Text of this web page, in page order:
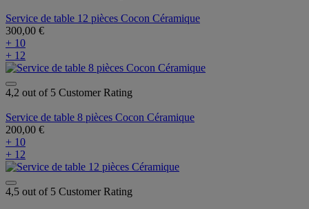
Service de table 12 pièces Cocon Céramique
300,00 €
+ 10
+ 12
4,2 out of 5 Customer Rating
Service de table 8 pièces Cocon Céramique
200,00 €
+ 10
+ 12
4,5 out of 5 Customer Rating